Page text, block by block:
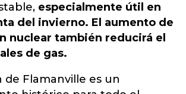
especialmente útil en
del invierno. El aumento de
nuclear también reducirá el
de gas.
de Flamanville es un